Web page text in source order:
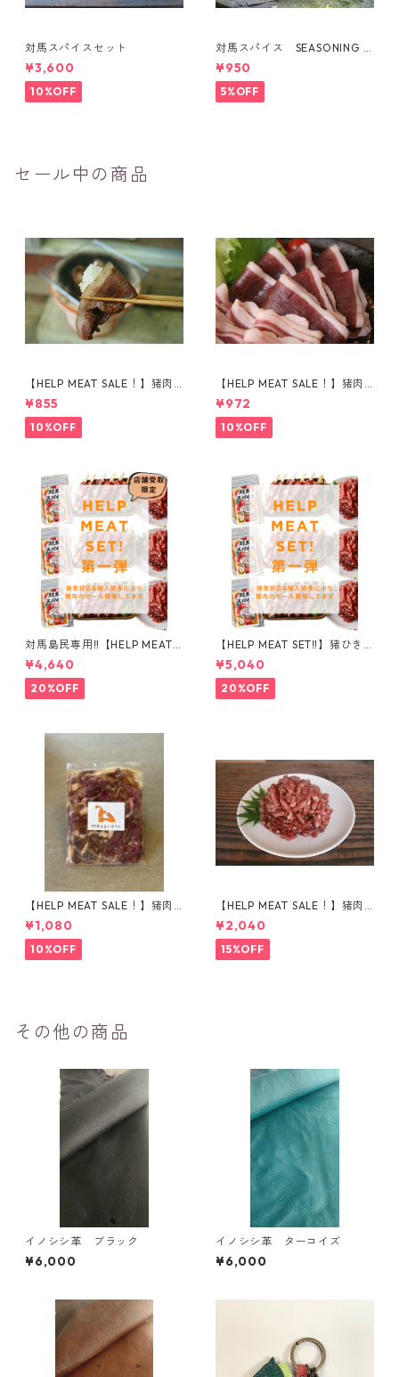
対馬スパイスセット
¥3,600
10%OFF
対馬スパイス SEASONING F
OR BOAR
¥950
5%OFF
セール中の商品
【HELP MEAT SALE！】猪肉
ウデ肉 スライス 150g
¥855
10%OFF
【HELP MEAT SALE！】猪肉
モモ肉 スライス 150g
¥972
10%OFF
対馬島民専用‼️【HELP MEAT S
ET‼️】猪ひき肉×串 豪華1kg
+オリジナルスパイス付 セッ
ト
¥4,640
20%OFF
【HELP MEAT SET‼️】猪ひき
肉×串 豪華1kg+オリジナルス
パイス付 セット
¥5,040
20%OFF
【HELP MEAT SALE！】猪肉
で作った対馬のソウルフード
『とんちゃん』
¥1,080
10%OFF
【HELP MEAT SALE！】猪肉
挽き肉 500g
¥2,040
15%OFF
その他の商品
イノシシ革 ブラック
¥6,000
イノシシ革 ターコイズ
¥6,000